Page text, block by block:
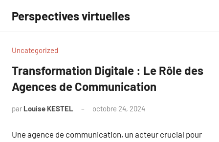
contenu
Perspectives virtuelles
Uncategorized
Transformation Digitale : Le Rôle des
Agences de Communication
par Louise KESTEL octobre 24, 2024
Une agence de communication, un acteur crucial pour